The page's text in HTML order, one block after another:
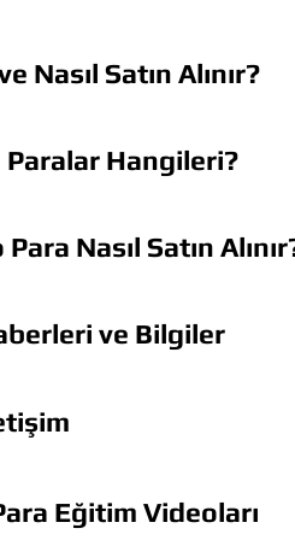
Nasıl Satın Alınır?
Hangileri?
Nasıl Satın
ve Bilgiler
Eğitim Videoları